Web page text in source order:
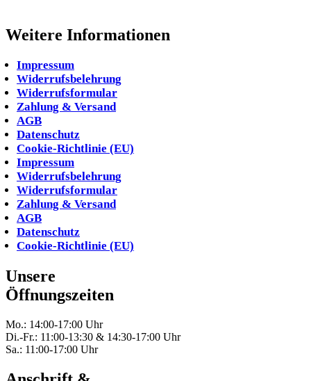
Weitere Informationen
Impressum
Widerrufsbelehrung
Widerrufsformular
Zahlung & Versand
AGB
Datenschutz
Cookie-Richtlinie (EU)
Impressum
Widerrufsbelehrung
Widerrufsformular
Zahlung & Versand
AGB
Datenschutz
Cookie-Richtlinie (EU)
Unsere
Öffnungszeiten
Mo.: 14:00-17:00 Uhr
Di.-Fr.: 11:00-13:30 & 14:30-17:00 Uhr
Sa.: 11:00-17:00 Uhr